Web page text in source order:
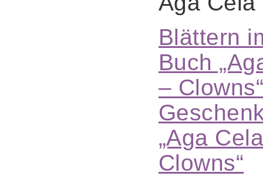
Blättern
Buch
–
„Aga
Clowns“